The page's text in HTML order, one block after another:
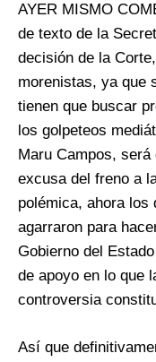
AYER MISMO
de texto de la
decisión de la
morenistas, ya que
tienen que buscar
los golpeteos
Maru Campos,
excusa del freno a
polémica, ahora los
agarraron para
Gobierno del
de apoyo en lo que
controversia
Así que